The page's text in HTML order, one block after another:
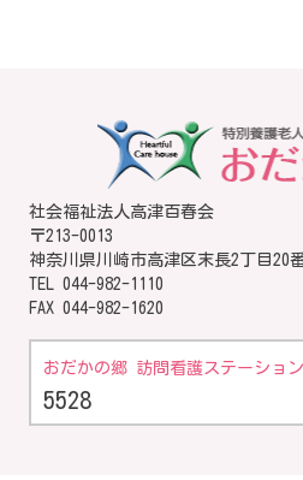
社会福祉法人高津百春会
〒213-0013
神奈川県川崎市高津区末長2丁目20
TEL 044-982-1110
FAX 044-982-1620
おだかの郷 訪問看護ステーション
5528